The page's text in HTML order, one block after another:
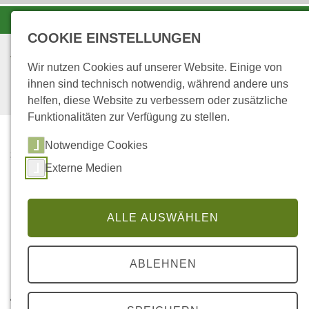
STARTSEITE
...
UNSERE AZUBIS
Die Auszubildenden am FAZ
geordnet, zusammen mit ihren Ausbildern zu sehen.
COOKIE EINSTELLUNGEN
Wir nutzen Cookies auf unserer Website. Einige von
ihnen sind technisch notwendig, während andere uns
helfen, diese Website zu verbessern oder zusätzliche
Funktionalitäten zur Verfügung zu stellen.
Notwendige Cookies
Externe Medien
ALLE AUSWÄHLEN
ABLEHNEN